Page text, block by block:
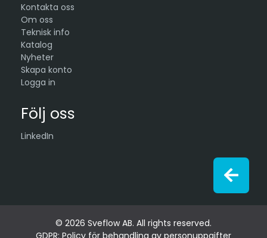
Kontakta oss
Om oss
Teknisk info
Katalog
Nyheter
Skapa konto
Logga in
Följ oss
LinkedIn
© 2026 Sveflow AB. All rights reserved.
GDPR: Policy för behandling av personuppgifter